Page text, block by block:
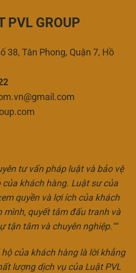
PVL GROUP
38, Tân Phong, Quận 7, Hồ
tư vấn pháp luật và bảo vệ
của khách hàng. Luật sư của
quyền và lợi ích của khách
mình, quyết tâm đấu tranh và
tận tâm và chuyên nghiệp.""
của khách hàng là lời khẳng
lượng dịch vụ của Luật PVL